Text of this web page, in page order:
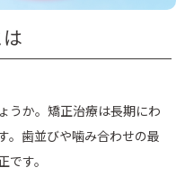
うか。矯正治療は長期にわ
。歯並びや噛み合わせの最
す。